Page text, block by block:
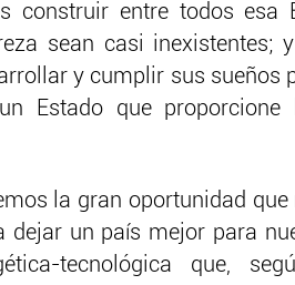
construir entre todos esa
sean casi inexistentes;
y cumplir sus sueños
Estado que proporcione
la gran oportunidad que
dejar un país mejor para
tecnológica que,